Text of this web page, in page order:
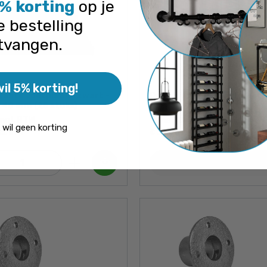
voetplaat - zwart -
mm (25 stuks)
BTW
Doos Vierkante voetplaat
Vanaf € 406,78 incl. BTW
€ 336,18 excl. BTW
korting op je
bestelling
5% korting!
wil geen korting